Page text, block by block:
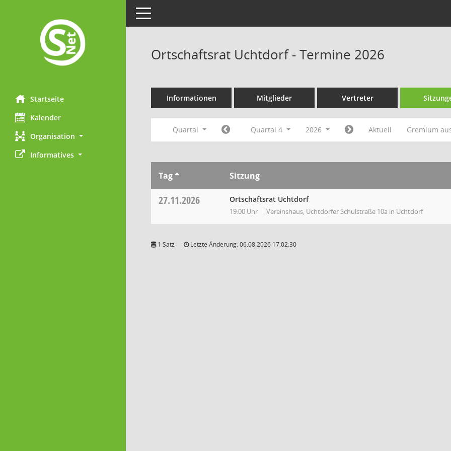
Startseite
Kalender
Organisation
Informatives
Toggle navigation
Ortschaftsrat Uchtdorf - Termine 2026
Informationen Mitglieder Vertreter
Quartal Quartal 4 2026 Aktuell Gremium
Tag Sitzung
27.11.2026 Ortschaftsrat Uchtdorf
19:00 Uhr Vereinshaus, Uchtdorfer Schulstraße 10a in Uchtdorf
1 Satz Letzte Änderung: 06.08.2026 17:02:30